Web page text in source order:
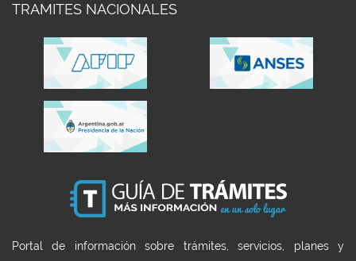
TRAMITES NACIONALES
Portal de información sobre trámites, servicios, planes y